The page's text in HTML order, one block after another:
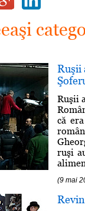
Ruşii
Ruşii
că
ruşi
(9 mai